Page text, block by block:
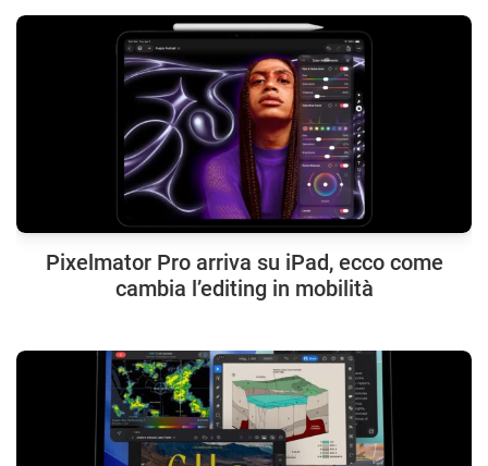
Pixelmator Pro arriva su iPad, ecco come
cambia l’editing in mobilità